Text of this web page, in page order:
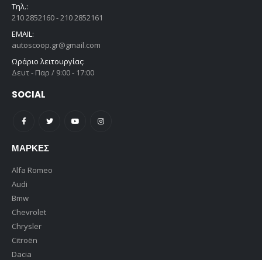
Τηλ.:
210 2852160 - 210 2852161
EMAIL:
autoscoop.gr@gmail.com
Ωράριο λειτουργίας:
Δευτ - Παρ / 9:00 - 17:00
SOCIAL
ΜΆΡΚΕΣ
Alfa Romeo
Audi
Bmw
Chevrolet
Chrysler
Citroën
Dacia